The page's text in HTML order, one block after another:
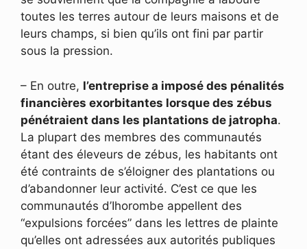
toutes les terres autour de leurs maisons et de
leurs champs, si bien qu’ils ont fini par partir
sous la pression.
– En outre, l’entreprise a imposé des pénalités
financières exorbitantes lorsque des zébus
pénétraient dans les plantations de jatropha.
La plupart des membres des communautés
étant des éleveurs de zébus, les habitants ont
été contraints de s’éloigner des plantations ou
d’abandonner leur activité. C’est ce que les
communautés d’Ihorombe appellent des
“expulsions forcées” dans les lettres de plainte
qu’elles ont adressées aux autorités publiques